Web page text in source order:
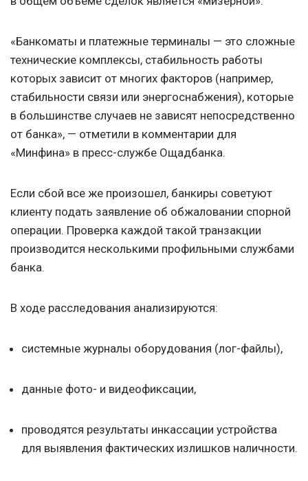
«Банкоматы и платежные терминалы — это сложные
технические комплексы, стабильность работы
которых зависит от многих факторов (например,
стабильности связи или энергоснабжения), которые
в большинстве случаев не зависят непосредственно
от банка», — отметили в комментарии для
«Минфина» в пресс-службе Ощадбанка.
Если сбой все же произошел, банкиры советуют
клиенту подать заявление об обжаловании спорной
операции. Проверка каждой такой транзакции
производится несколькими профильными службами
банка.
В ходе расследования анализируются:
системные журналы оборудования (лог-файлы),
данные фото- и видеофиксации,
проводятся результаты инкассации устройства
для выявления фактических излишков наличности.